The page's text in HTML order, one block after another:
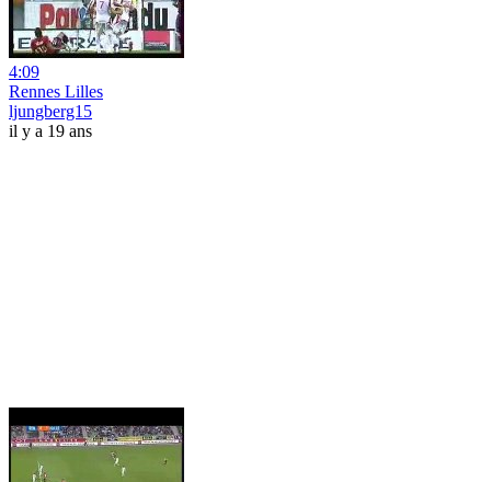
4:09
Rennes Lilles
ljungberg15
il y a 19 ans